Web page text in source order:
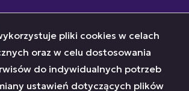
pliki cookies w celach
oraz w celu dostosowania
do indywidualnych potrzeb
ustawień dotyczących plików